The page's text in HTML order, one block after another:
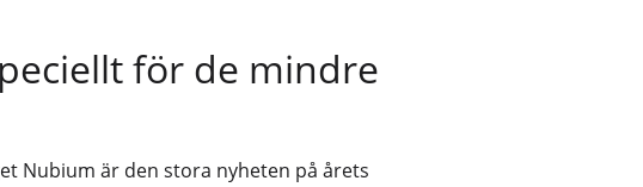
för de mindre
Nubium är den stora nyheten på årets